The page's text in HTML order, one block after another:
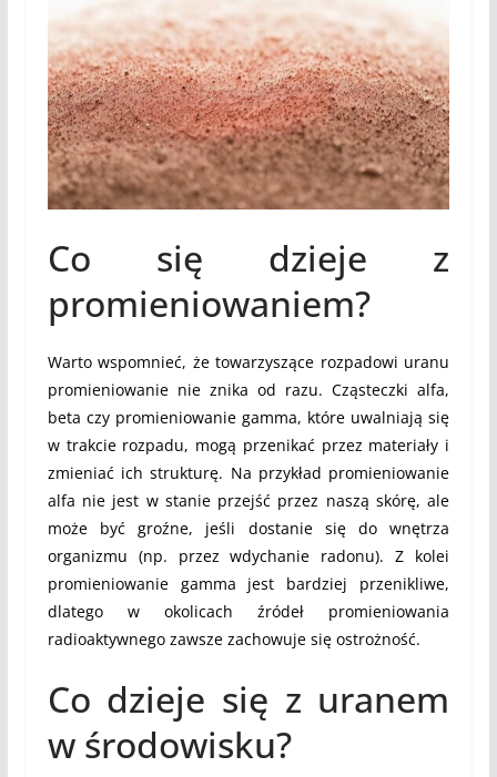
Co się dzieje z
promieniowaniem?
Warto wspomnieć, że towarzyszące rozpadowi uranu
promieniowanie nie znika od razu. Cząsteczki alfa,
beta czy promieniowanie gamma, które uwalniają się
w trakcie rozpadu, mogą przenikać przez materiały i
zmieniać ich strukturę. Na przykład promieniowanie
alfa nie jest w stanie przejść przez naszą skórę, ale
może być groźne, jeśli dostanie się do wnętrza
organizmu (np. przez wdychanie radonu). Z kolei
promieniowanie gamma jest bardziej przenikliwe,
dlatego w okolicach źródeł promieniowania
radioaktywnego zawsze zachowuje się ostrożność.
Co dzieje się z uranem
w środowisku?